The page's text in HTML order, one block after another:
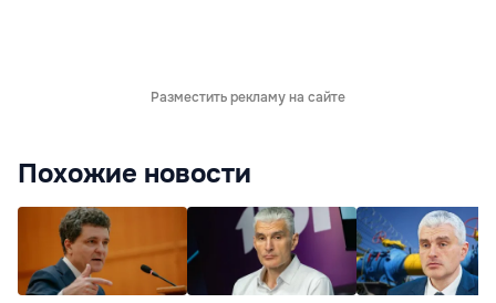
Разместить рекламу на сайте
Похожие новости